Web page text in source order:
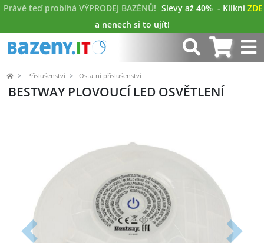
Právě teď probíhá VÝPRODEJ BAZÉNŮ! Slevy až 40% - Klikni ZDE
a nenech si to ujít!
Příslušenství Ostatní příslušenství
BESTWAY PLOVOUCÍ LED OSVĚTLENÍ
Předchozí Další